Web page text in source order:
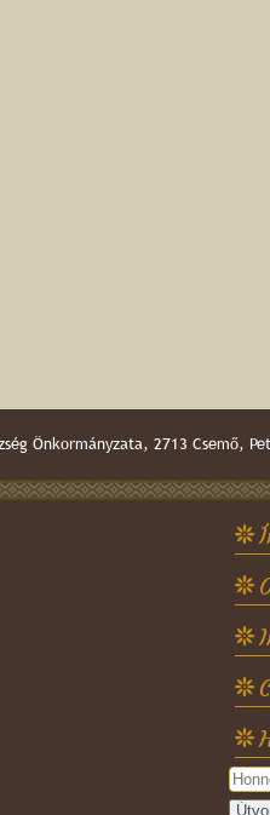
Önkormányzata, 2713